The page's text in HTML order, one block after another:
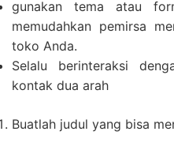
gunakan tema atau
memudahkan pemirsa
toko Anda.
Selalu berinteraksi
kontak dua arah
Buatlah judul yang bisa